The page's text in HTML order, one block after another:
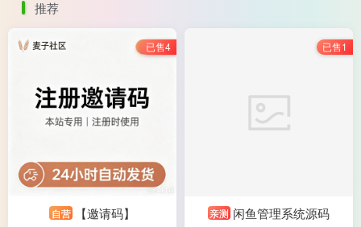
推荐
已售4
自营 【邀请码】
已售1
亲测 闲鱼管理系统源码